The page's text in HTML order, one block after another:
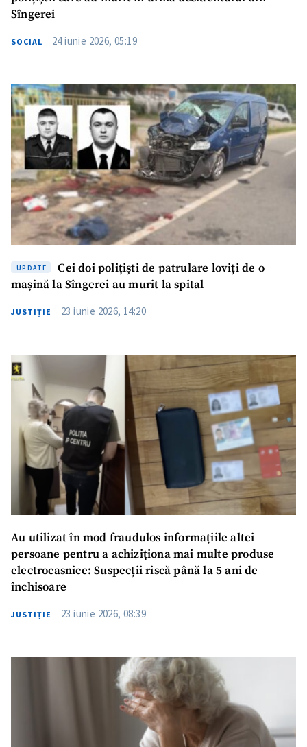
Trimite o informație
Despre ZdG
in English
на русском
Sîngerei
SOCIAL 24 iunie 2026, 05:19
UPDATE
Cei doi polițiști de patrulare loviți de o
mașină la Sîngerei au murit la spital
JUSTIȚIE 23 iunie 2026, 14:20
Au utilizat în mod fraudulos informațiile altei
persoane pentru a achiziționa mai multe produse
electrocasnice: Suspecții riscă până la 5 ani de
închisoare
JUSTIȚIE 23 iunie 2026, 08:39